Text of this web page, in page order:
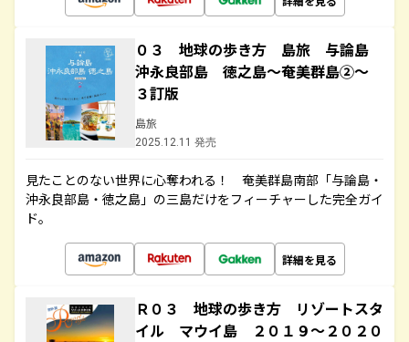
０３ 地球の歩き方 島旅 与論島
沖永良部島 徳之島～奄美群島②～
３訂版
島旅
2025.12.11 発売
見たことのない世界に心奪われる！ 奄美群島南部「与論島・
沖永良部島・徳之島」の三島だけをフィーチャーした完全ガイ
ド。
詳細を見る
Ｒ０３ 地球の歩き方 リゾートスタ
イル マウイ島 ２０１９～２０２０